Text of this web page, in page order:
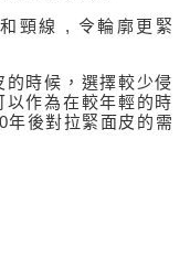
頸線 , 令輪廓更緊
時候，選擇較少侵
以作為在較年輕的時
年後對拉緊面皮的需